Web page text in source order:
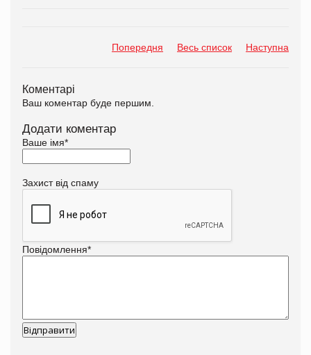
Попередня Весь список Наступна
Коментарі
Ваш коментар буде першим.
Додати коментар
Ваше імя*
Захист від спаму
Повідомлення*